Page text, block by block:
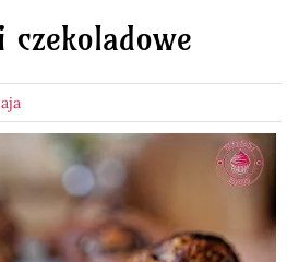
Desery
Napoje
Pieczywo
czekoladowe